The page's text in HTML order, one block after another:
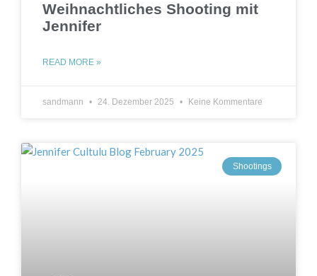
Weihnachtliches Shooting mit
Jennifer
READ MORE »
sandmann 24. Dezember 2025 Keine Kommentare
Shootings